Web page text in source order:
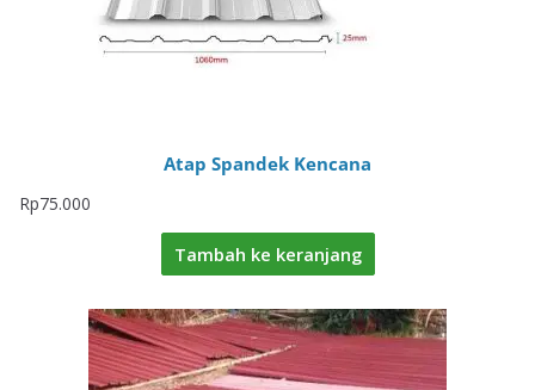
Atap Spandek Kencana
Rp75.000
Tambah ke keranjang